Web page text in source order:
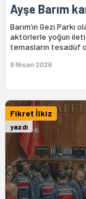
Ayşe Barım
Barım’ın Gezi Parkı
aktörlerle yoğun
temasların tesadüf
9 Nisan 2026
Fikret İlkiz
yazdı